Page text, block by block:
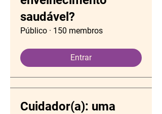
saudável?
Público · 150 membros
Entrar
Cuidador(a): uma